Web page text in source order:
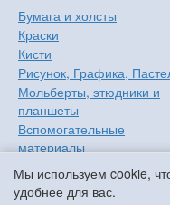
Мы используем cookie,
удобнее для вас.
Бумага и холсты
Краски
Кисти
Рисунок, Графика,
Мольберты, этюдники и
планшеты
Вспомогательные
материалы
Хобби
Детям